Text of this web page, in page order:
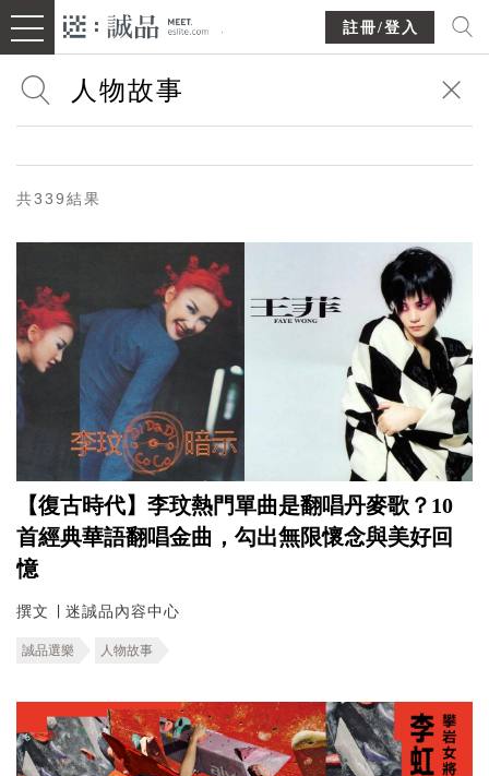
註冊/登入
共339結果
【復古時代】李玟熱門單曲是翻唱丹麥歌？10
首經典華語翻唱金曲，勾出無限懷念與美好回
憶
撰文 ∣ 迷誠品內容中心
誠品選樂 人物故事